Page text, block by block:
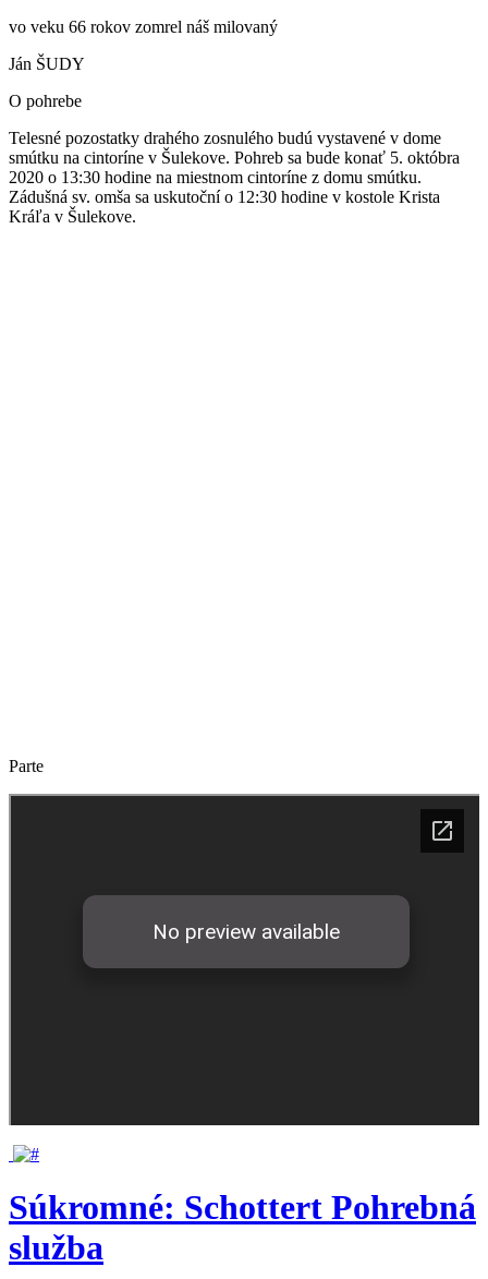
vo veku 66 rokov zomrel náš milovaný
Ján ŠUDY
O pohrebe
Telesné pozostatky drahého zosnulého budú vystavené v dome
smútku na cintoríne v Šulekove. Pohreb sa bude konať 5. októbra
2020 o 13:30 hodine na miestnom cintoríne z domu smútku.
Zádušná sv. omša sa uskutoční o 12:30 hodine v kostole Krista
Kráľa v Šulekove.
Parte
Súkromné: Schottert Pohrebná
služba